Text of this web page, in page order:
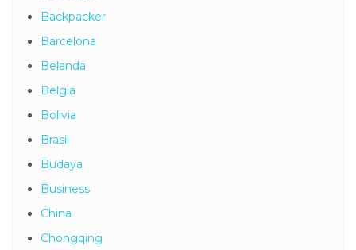
Backpacker
Barcelona
Belanda
Belgia
Bolivia
Brasil
Budaya
Business
China
Chongqing